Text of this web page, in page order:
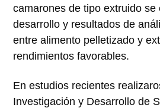
camarones de tipo extruido se
desarrollo y resultados de
entre alimento pelletizado y
rendimientos favorables.
En estudios recientes
Investigación y Desarrollo de